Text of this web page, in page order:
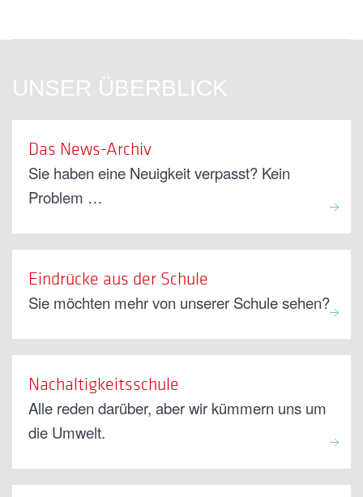
UNSER ÜBERBLICK
Das News-Archiv
Sie haben eine Neuigkeit verpasst? Kein
Problem …
Eindrücke aus der Schule
Sie möchten mehr von unserer Schule sehen?
Nachaltigkeitsschule
Alle reden darüber, aber wir kümmern uns um
die Umwelt.